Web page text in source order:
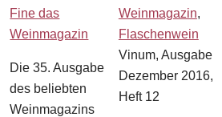
Fine das
Weinmagazin
Die 35. Ausgabe
des beliebten
Weinmagazins
Weinmagazin,
Flaschenwein
Vinum, Ausgabe
Dezember 2016,
Heft 12